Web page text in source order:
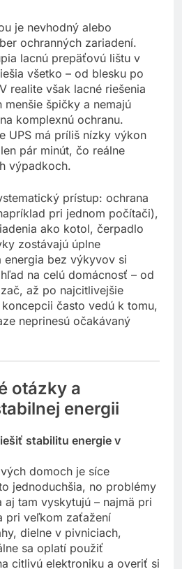
je nevhodný alebo
ochranných zariadení.
lacnú prepäťovú lištu v
všetko – od blesku po
realite však lacné riešenia
špičky a nemajú
komplexnú ochranu.
UPS má príliš nízky výkon
pár minút, čo reálne
prístup: ochrana
pri jednom počítači),
ako kotol, čerpadlo
zostávajú úplne
energia bez výkyvov si
na celú domácnosť – od
až po najcitlivejšie
často vedú k tomu,
neprinesú očakávaný
otázky a
energii
stabilitu energie v
domoch je síce
jednoduchšia, no problémy
tam vyskytujú – najmä pri
pri veľkom zaťažení
dielne v pivniciach,
sa oplatí použiť